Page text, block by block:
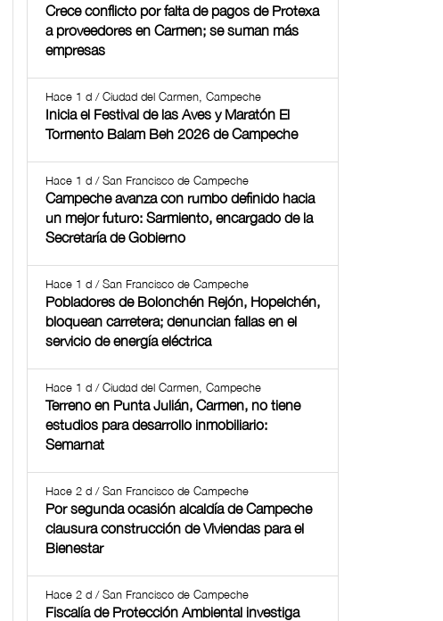
Crece conflicto por falta de pagos de Protexa
a proveedores en Carmen; se suman más
empresas
Hace 1 d / Ciudad del Carmen, Campeche
Inicia el Festival de las Aves y Maratón El
Tormento Balam Beh 2026 de Campeche
Hace 1 d / San Francisco de Campeche
Campeche avanza con rumbo definido hacia
un mejor futuro: Sarmiento, encargado de la
Secretaría de Gobierno
Hace 1 d / San Francisco de Campeche
Pobladores de Bolonchén Rejón, Hopelchén,
bloquean carretera; denuncian fallas en el
servicio de energía eléctrica
Hace 1 d / Ciudad del Carmen, Campeche
Terreno en Punta Julián, Carmen, no tiene
estudios para desarrollo inmobiliario:
Semarnat
Hace 2 d / San Francisco de Campeche
Por segunda ocasión alcaldía de Campeche
clausura construcción de Viviendas para el
Bienestar
Hace 2 d / San Francisco de Campeche
Fiscalía de Protección Ambiental investiga